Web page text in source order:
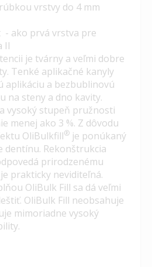
vrstvy do 4 mm
- ako prvá vrstva pre
II
je tvárny a veľmi dobre
Tenké aplikačné kanyly
aplikáciu a bezbublinovú
na steny a dno kavity.
vysoký stupeň pružnosti
menej ako 3 %. Z dôvodu
OliBulkfill® je ponúkaný
Rekonštrukcia
prirodzenému
prakticky neviditeľná.
OliBulk Fill sa dá veľmi
OliBulk Fill neobsahuje
mimoriadne vysoký